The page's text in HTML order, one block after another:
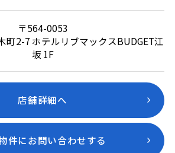
〒564-0053
町2-7 ホテルリブマックスBUDGET江
坂 1F
店舗詳細へ
件にお問い合わせする